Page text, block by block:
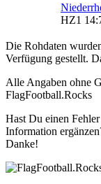
HZ1
Die Rohdaten
Verfügung gestellt.
Alle Angaben ohne
FlagFootball.Rocks
Hast Du einen
Information
Danke!